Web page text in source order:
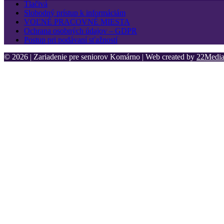
Tlačivá
Slobodný prístup k informáciám
VOĽNÉ PRACOVNÉ MIESTA
Ochrana osobných údajov – GDPR
Postup pri podávaní sťažností
© 2026 | Zariadenie pre seniorov Komárno | Web created by